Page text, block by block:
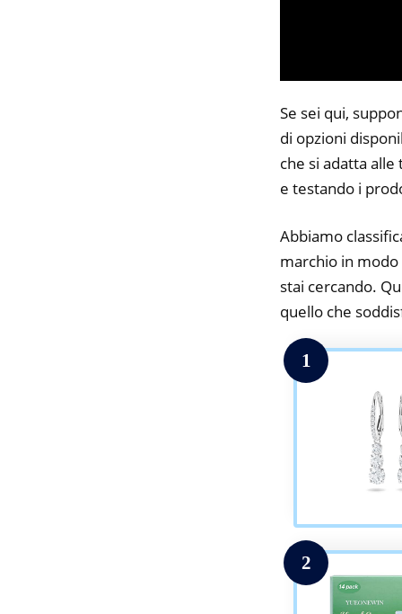
Se sei qui,
di opzioni
che si adatta
e testando i
Abbiamo
marchio in
stai cercando.
quello che
1
2